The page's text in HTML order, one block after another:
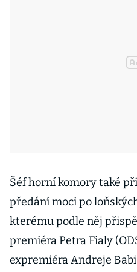
Šéf horní komory také
předání moci po
kterému podle něj
premiéra Petra Fialy
expremiéra Andreje